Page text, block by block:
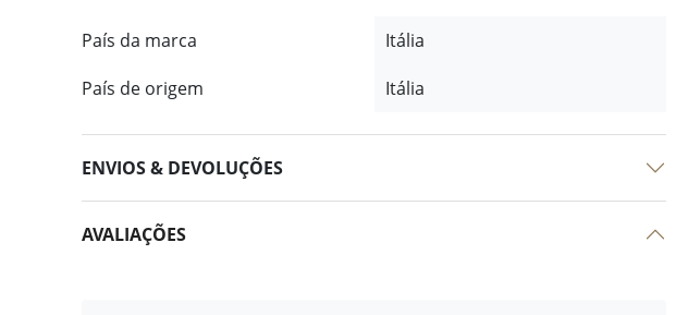
País da marca
Itália
País de origem
Itália
ENVIOS & DEVOLUÇÕES
AVALIAÇÕES